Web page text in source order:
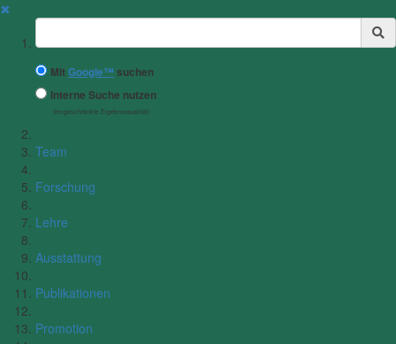
✖
Suchbegriff
MitGoogle™ suchen
Interne Suche nutzen
(eingeschränkte Ergebnisqualität)
Team
Forschung
Lehre
Ausstattung
Publikationen
Promotion